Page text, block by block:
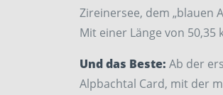
Zireinersee, dem „blauen
Mit einer Länge von 50,35
Und das Beste: Ab der
Alpbachtal Card, mit der